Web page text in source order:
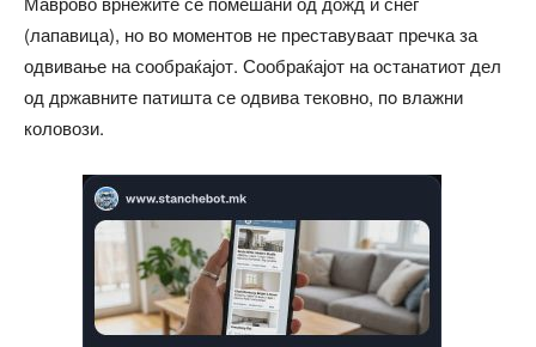
(лапавица), но во моментов не преставуваат пречка за
одвивање на сообраќајот. Сообраќајот на останатиот дел
од државните патишта се одвива тековно, пo влажни
коловози.